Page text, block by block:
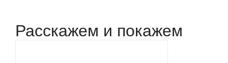
Расскажем и покажем